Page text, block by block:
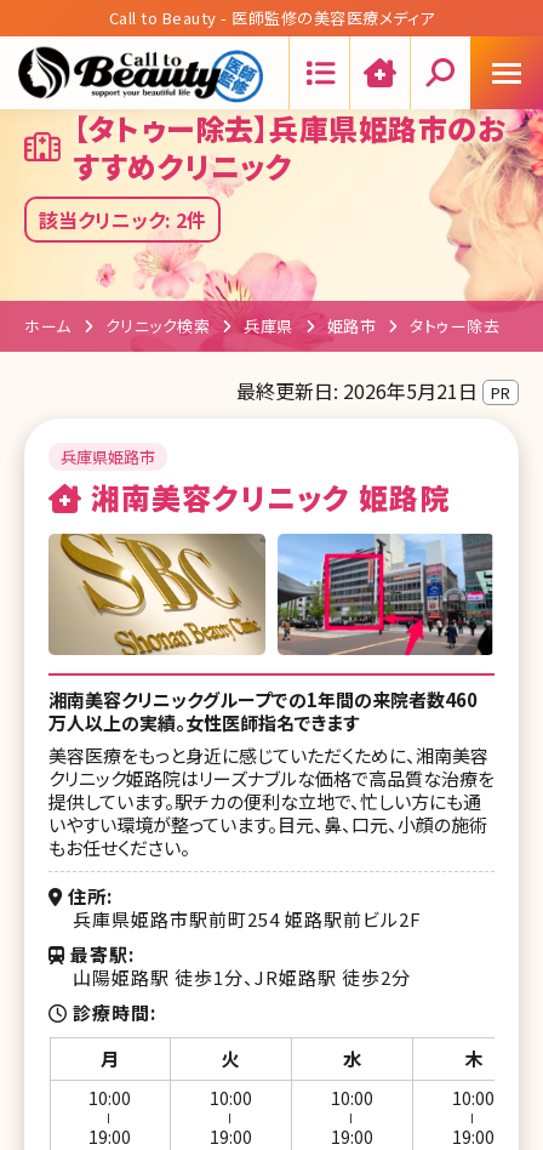
Call to Beauty - 医師監修の美容医療メディア
【タトゥー除去】兵庫県姫路市のお
すすめクリニック
該当クリニック: 2件
ホーム クリニック検索 兵庫県 姫路市 タトゥー除去
最終更新日: 2026年5月21日 PR
兵庫県姫路市
湘南美容クリニック 姫路院
湘南美容クリニックグループでの1年間の来院者数460
万人以上の実績。女性医師指名できます
美容医療をもっと身近に感じていただくために、湘南美容
クリニック姫路院はリーズナブルな価格で高品質な治療を
提供しています。駅チカの便利な立地で、忙しい方にも通
いやすい環境が整っています。目元、鼻、口元、小顔の施術
もお任せください。
住所
兵庫県姫路市駅前町254 姫路駅前ビル2F
最寄駅
山陽姫路駅 徒歩1分、JR姫路駅 徒歩2分
診療時間
月
火 水 木
10:00
19:00
10:00
19:00
10:00
19:00
10:00
19:00